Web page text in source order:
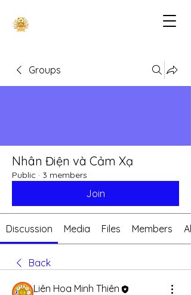
Groups
Nhân Điện và Cảm Xạ
Public · 3 members
Join
Discussion Media Files Members
Back
Liên Hoa Minh Thiên